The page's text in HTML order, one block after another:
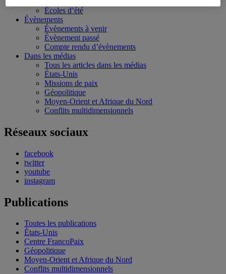
Écoles d’été
Évènements
Évènements à venir
Évènement passé
Compte rendu d’évènements
Dans les médias
Tous les articles dans les médias
États-Unis
Missions de paix
Géopolitique
Moyen-Orient et Afrique du Nord
Conflits multidimensionnels
Réseaux sociaux
facebook
twitter
youtube
instagram
Publications
Toutes les publications
États-Unis
Centre FrancoPaix
Géopolitique
Moyen-Orient et Afrique du Nord
Conflits multidimensionnels